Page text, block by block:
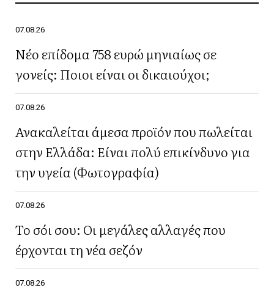
07.08.26
Νέο επίδομα 758 ευρώ μηνιαίως σε
γονείς: Ποιοι είναι οι δικαιούχοι;
07.08.26
Ανακαλείται άμεσα προϊόν που πωλείται
στην Ελλάδα: Είναι πολύ επικίνδυνο για
την υγεία (Φωτογραφία)
07.08.26
Το σόι σου: Οι μεγάλες αλλαγές που
έρχονται τη νέα σεζόν
07.08.26